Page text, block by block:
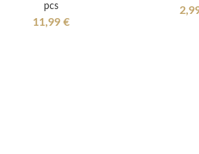
pcs
11,99 €